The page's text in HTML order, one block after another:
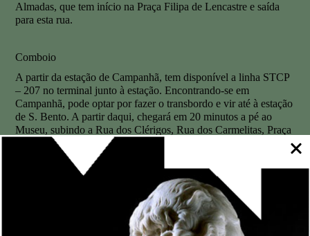
Almadas, que tem início na Praça Filipa de Lencastre e saída
para esta rua.
Comboio
A partir da estação de Campanhã, tem disponível a linha STCP
– 207 no terminal junto à estação. Encontrando-se em
Campanhã, pode optar por fazer o transbordo e vir até à estação
de S. Bento. A partir daqui, chegará em 20 minutos a pé ao
Museu, subindo a Rua dos Clérigos, Rua dos Carmelitas, Praça
Gomes Teixeira, Largo Professor Abel Salazar, Jardim do
Carregal e Rua D. Manuel II. Se preferir, terá disponível
qualquer linha da STCP com paragem na Avenida dos Aliados
em direção ao Palácio de Cristal.